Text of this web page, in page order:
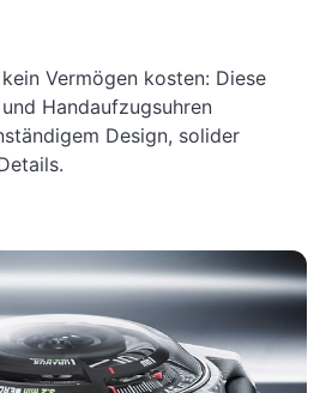
Vermögen kosten: Diese
Handaufzugsuhren
Design, solider